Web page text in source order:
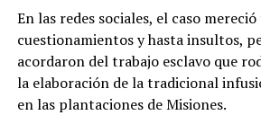
En las redes sociales, el caso
cuestionamientos y hasta insultos,
acordaron del trabajo esclavo que
la elaboración de la tradicional
en las plantaciones de Misiones.